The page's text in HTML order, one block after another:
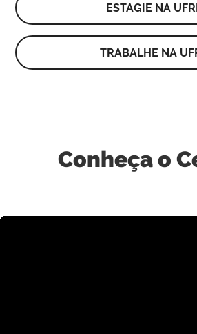
ESTAGIE NA
TRABALHE NA
Conheça o